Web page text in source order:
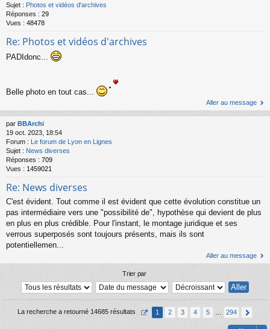
Sujet : Photos et vidéos d'archives
Réponses : 29
Vues : 48478
Re: Photos et vidéos d'archives
PADIdonc...
Belle photo en tout cas...
Aller au message
par BBArchi
19 oct. 2023, 18:54
Forum : Le forum de Lyon en Lignes
Sujet : News diverses
Réponses : 709
Vues : 1459021
Re: News diverses
C'est évident. Tout comme il est évident que cette évolution constitue un
pas intermédiaire vers une "possibilité de", hypothèse qui devient de plus
en plus en plus crédible. Pour l'instant, le montage juridique et ses
verrous superposés sont toujours présents, mais ils sont
potentiellemen...
Aller au message
Trier par
La recherche a retourné 14685 résultats 1 2 3 4 5 294